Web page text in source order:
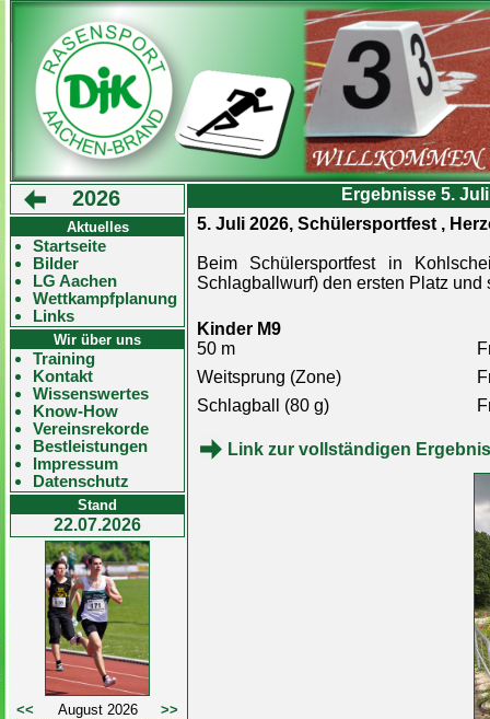
2026
Aktuelles
Startseite
Bilder
LG Aachen
Wettkampfplanung
Links
Wir über uns
Training
Kontakt
Wissenswertes
Know-How
Vereinsrekorde
Bestleistungen
Impressum
Datenschutz
Stand
22.07.2026
<< >>
August 2026
Ergebnisse 5.
5. Juli 2026, Schülersportfest ,
Beim Schülersportfest in
Schlagballwurf) den ersten Platz
Kinder M9
50 m
Weitsprung (Zone)
Schlagball (80 g)
Link zur vollständigen